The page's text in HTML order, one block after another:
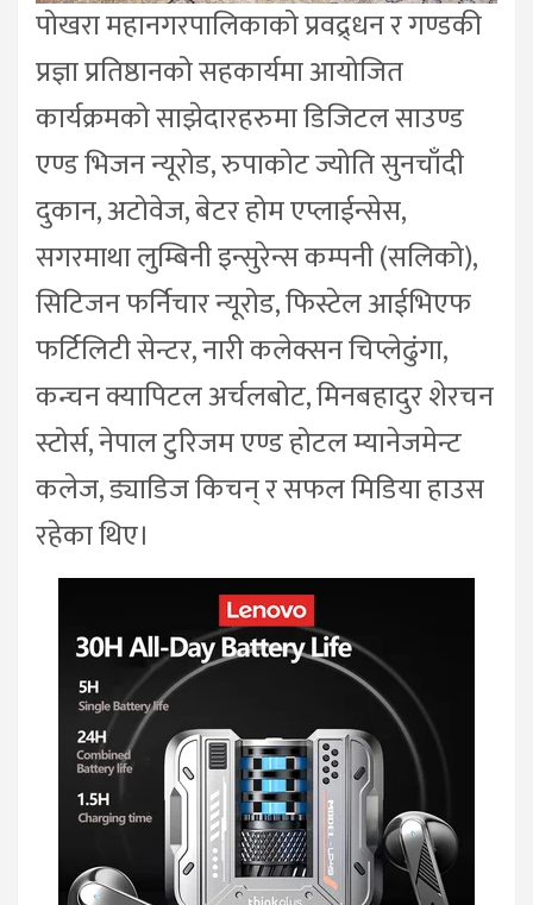
पोखरा महानगरपालिकाको प्रवद्र्धन र गण्डकी
प्रज्ञा प्रतिष्ठानको सहकार्यमा आयोजित
कार्यक्रमको साझेदारहरुमा डिजिटल साउण्ड
एण्ड भिजन न्यूरोड, रुपाकोट ज्योति सुनचाँदी
दुकान, अटोवेज, बेटर होम एप्लाईन्सेस,
सगरमाथा लुम्बिनी इन्सुरेन्स कम्पनी (सलिको),
सिटिजन फर्निचार न्यूरोड, फिस्टेल आईभिएफ
फर्टिलिटी सेन्टर, नारी कलेक्सन चिप्लेढुंगा,
कन्चन क्यापिटल अर्चलबोट, मिनबहादुर शेरचन
स्टोर्स, नेपाल टुरिजम एण्ड होटल म्यानेजमेन्ट
कलेज, ड्याडिज किचन् र सफल मिडिया हाउस
रहेका थिए।